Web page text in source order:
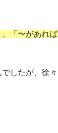
「〜があれ
したが、徐